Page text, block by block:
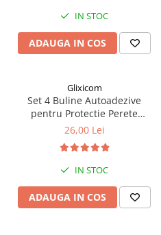
IN STOC
ADAUGA IN COS
Glixicom
Set 4 Buline Autoadezive
pentru Protectie Perete
Mobila sau Parchet
26,00 Lei
IN STOC
ADAUGA IN COS